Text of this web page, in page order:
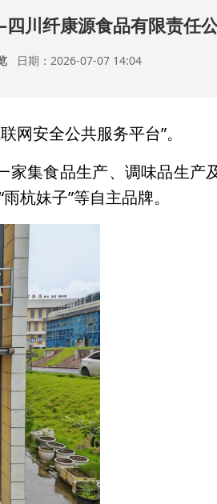
川纤康源食品有限责任
日期：2026-07-07 14:04
网安全公共服务平台”。
集食品生产、调味品生产
杭妹子”等自主品牌。